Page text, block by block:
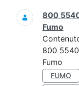
800
Fumo
800
Fumo
FUMO